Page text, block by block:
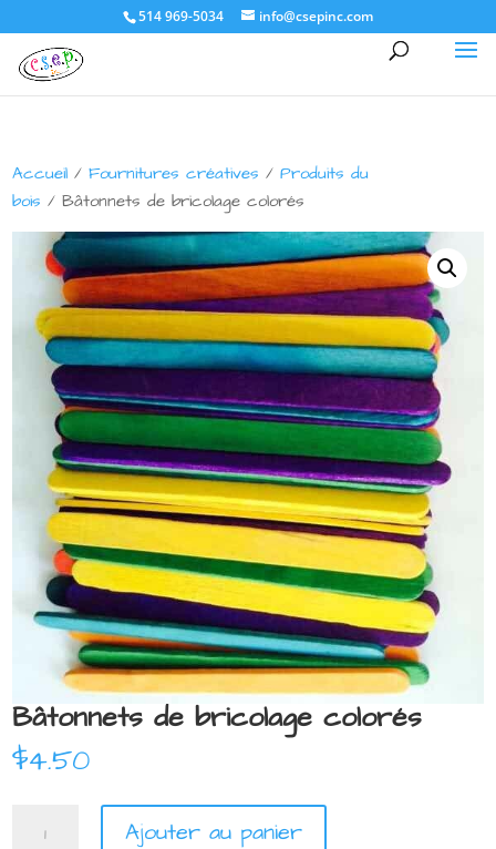
514 969-5034 info@csepinc.com
Accueil /Fournitures créatives /Produits du
bois / Bâtonnets de bricolage colorés
Bâtonnets de bricolage colorés
$4.50
Ajouter au panier